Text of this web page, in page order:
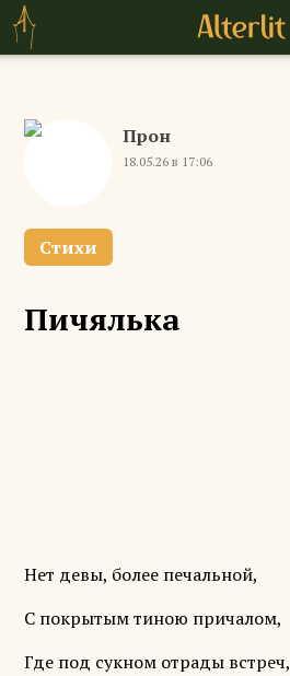
Прон
18.05.26 в 17:06
Стихи
Пичялька
Нет девы, более печальной,
С покрытым тиною причалом,
Где под сукном отрады встреч,